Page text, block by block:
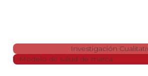
Investigación
1. Modelo de salud de marca